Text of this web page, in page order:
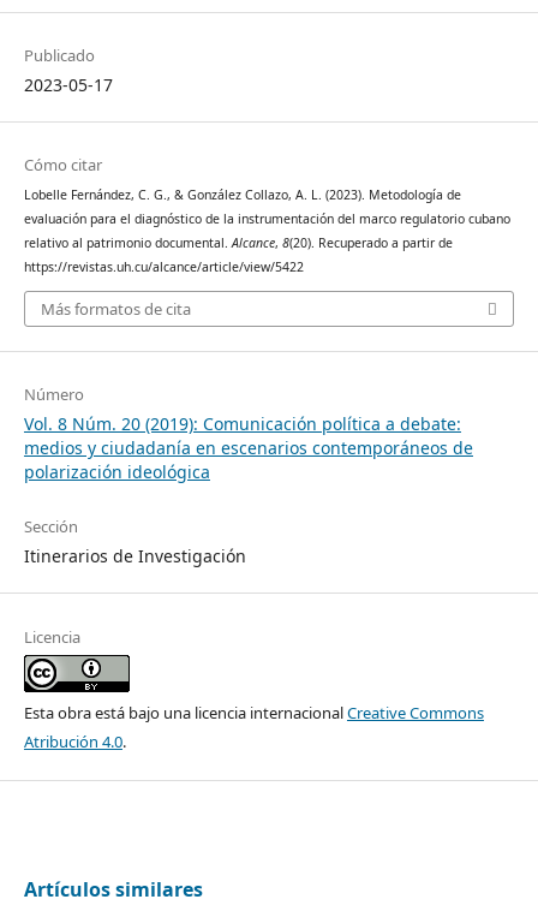
Publicado
2023-05-17
Cómo citar
Lobelle Fernández, C. G., & González Collazo, A. L. (2023). Metodología de
evaluación para el diagnóstico de la instrumentación del marco regulatorio cubano
relativo al patrimonio documental.Alcance, 8(20). Recuperado a partir de
https://revistas.uh.cu/alcance/article/view/5422
Más formatos de cita
Número
Vol. 8 Núm. 20 (2019): Comunicación política a debate:
medios y ciudadanía en escenarios contemporáneos de
polarización ideológica
Sección
Itinerarios de Investigación
Licencia
Esta obra está bajo una licencia internacionalCreative Commons
Atribución 4.0.
Artículos similares